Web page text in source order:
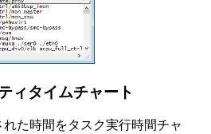
ィタイムチャート
た時間をタスク実行時間チャ